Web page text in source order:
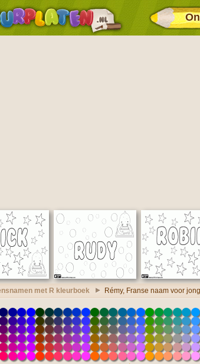
met R kleurboek Rémy, Franse naam voor